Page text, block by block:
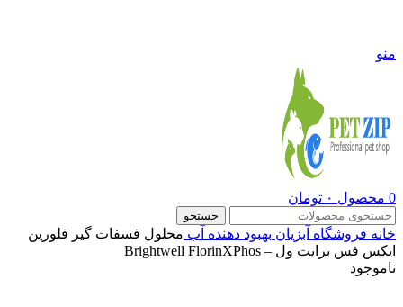
منو
0 محصول ۰ تومان
جستجو
خانه فروشگاه آبزیان بهبود دهنده آب محلول فسفات گیر فلورین
ایکس فس برایت ول – Brightwell FlorinXPhos
ناموجود